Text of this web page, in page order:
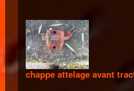
chappe attelage avant